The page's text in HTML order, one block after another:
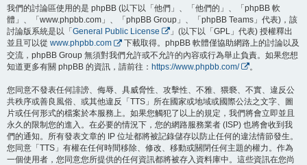
我們的討論區使用的是 phpBB (以下以「他們」、「他們的」、「phpBB 軟
體」、「www.phpbb.com」、「phpBB Group」、「phpBB Teams」代表)，該
討論版系統是以「 General Public License
」(以下以「GPL」代表) 授權釋出
並且可以從 www.phpbb.com
下載取得。phpBB 軟體僅協助網路上的討論以及
交流，phpBB Group 無須對我們允許或不允許的內容或行為舉止負責。如果您想
知道更多有關 phpBB 的資訊，請前往： https://www.phpbb.com/ 。
您同意不發表任何誹謗、侮辱、具威脅性、攻擊性、不雅、猥褻、不實、違反公
共秩序或善良風俗、或其他違反「TTS」所在國家或地域或國際公法之文字、圖
片或任何形式的檔案於本服務上。如果您觸犯了以上的規定，我們將會立即並且
永久的限制您的進入。在必要的情況下，您的網路服務業者 (ISP) 也將會收到我
們的通知。所有發表文章的 IP 位址都將被記錄儲存以防止任何的違法情節發生。
您同意「TTS」有權在任何時間移除、修改、移動或關閉任何主題的權力。作為
一個使用者，您同意您所提供的任何資訊都將被存入資料庫中。這些資訊在您尚